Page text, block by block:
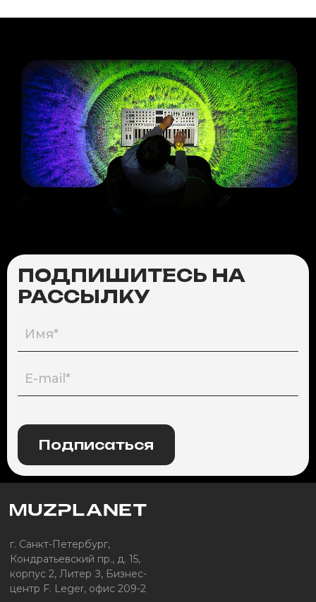
ПОДПИШИТЕСЬ НА
РАССЫЛКУ
Подписаться
г. Санкт-Петербург,
Кондратьевский пр., д. 15,
корпус 2, Литер З, Бизнес-
центр F. Leger, офис 209-2